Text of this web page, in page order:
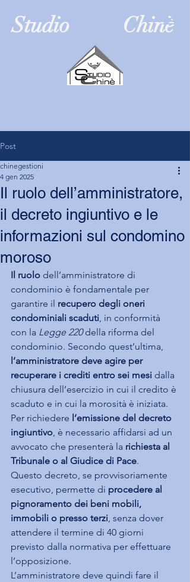
Studio Chinè
Post
Il ruolo dell’amministratore,
il decreto ingiuntivo e le
informazioni sul condomino
moroso
chinegestioni
4 gen 2025
Il ruolo dell’amministratore di
condominio è fondamentale per
garantire il recupero degli oneri
condominiali scaduti, in conformità
con la Legge 220 della riforma del
condominio. Secondo quest’ultima,
l’amministratore deve agire per
recuperare i crediti entro sei mesi dalla
chiusura dell’esercizio in cui il credito è
scaduto e in cui la morosità è iniziata.
Per richiedere l’emissione del decreto
ingiuntivo, è necessario affidarsi ad un
avvocato che presenterà la richiesta al
Tribunale o al Giudice di Pace.
Questo decreto, se provvisoriamente
esecutivo, permette di procedere al
pignoramento dei beni mobili,
immobili o presso terzi, senza dover
attendere il termine di 40 giorni
previsto dalla normativa per effettuare
l’opposizione.
L’amministratore deve quindi fare il